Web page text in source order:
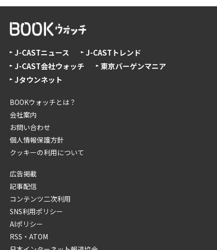
J-CASTニュース
J-CASTトレンド
J-CAST会社ウォッチ
東京バーゲンマニア
Jタウンネット
BOOKウォッチとは？
会社案内
お問い合わせ
個人情報保護方針
クッキーの利用について
広告掲載
記事配信
コンテンツ二次利用
SNS利用ポリシー
AIポリシー
RSS・ATOM